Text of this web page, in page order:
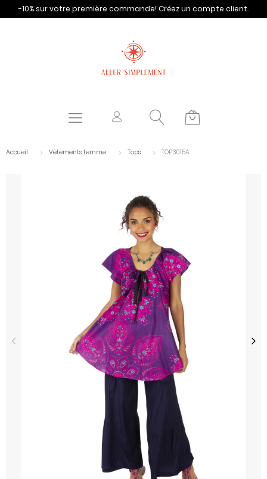
-10% sur votre première commande! Créez un compte client.
Accueil Vêtements femme Tops TOP3015A